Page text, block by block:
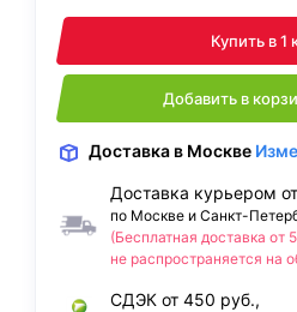
Купить в 1
Добавить в
Доставка в Москве
Доставка курьером
по Москве и Санкт-
(Бесплатная доставка
не распространяется на
СДЭК от 450 руб.,